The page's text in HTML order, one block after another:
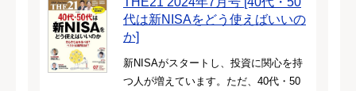
代は新NISAをどう使えばいいの
か]
新NISAがスタートし、投資に関心を持
つ人が増えています。ただ、40代・50